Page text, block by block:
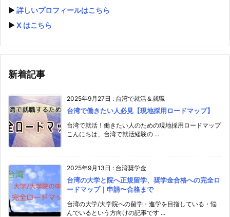
▶️詳しいプロフィールはこちら
▶️X はこちら
新着記事
2025年9月27日 : 台湾で就活＆就職
台湾で働きたい人必見【現地採用ロードマップ】
台湾で就活！働きたい人のための現地採用ロードマップ
こんにちは、台湾で就活経験の ...
2025年9月13日 : 台湾奨学金
台湾の大学と院へ正規留学、奨学金合格への完全ロ
ードマップ｜申請〜合格まで
台湾の大学/大学院への留学・進学を目指している・悩
んでいるという方向けの記事です ...